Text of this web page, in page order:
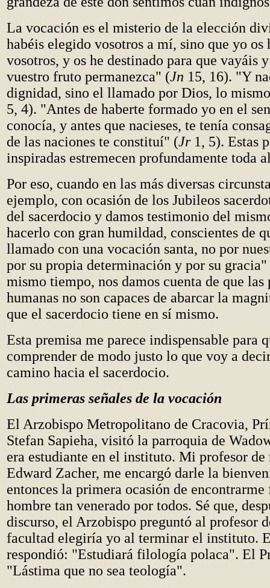
La vocación es el misterio de la elección
habéis elegido vosotros a mí, sino que yo os
vosotros, y os he destinado para que vayáis
vuestro fruto permanezca" (Jn 15, 16). "Y
dignidad, sino el llamado por Dios, lo
5, 4). "Antes de haberte formado yo en el
conocía, y antes que nacieses, te tenía
de las naciones te constituí" (Jr1, 5). Estas
inspiradas estremecen profundamente toda
Por eso, cuando en las más diversas
ejemplo, con ocasión de los Jubileos
del sacerdocio y damos testimonio del
hacerlo con gran humildad, conscientes de
llamado con una vocación santa, no por
por su propia determinación y por su
mismo tiempo, nos damos cuenta de que las
humanas no son capaces de abarcar la
que el sacerdocio tiene en sí mismo.
Esta premisa me parece indispensable para
comprender de modo justo lo que voy a
camino hacia el sacerdocio.
Las primeras señales de la vocación
El Arzobispo Metropolitano de Cracovia,
Stefan Sapieha, visitó la parroquia de
era estudiante en el instituto. Mi profesor de
Edward Zacher, me encargó darle la
entonces la primera ocasión de encontrarme
hombre tan venerado por todos. Sé que,
discurso, el Arzobispo preguntó al profesor
facultad elegiría yo al terminar el instituto.
respondió: "Estudiará filología polaca". El
"Lástima que no sea teología".